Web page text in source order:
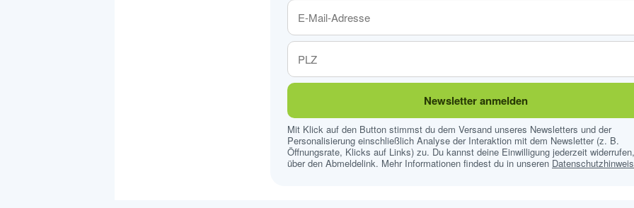
Newsletter anmelden
Mit Klick auf den Button stimmst du dem Versand unseres Newsletters und der
Personalisierung einschließlich Analyse der Interaktion mit dem Newsletter (z. B.
Öffnungsrate, Klicks auf Links) zu. Du kannst deine Einwilligung jederzeit
über den Abmeldelink. Mehr Informationen findest du in unseren